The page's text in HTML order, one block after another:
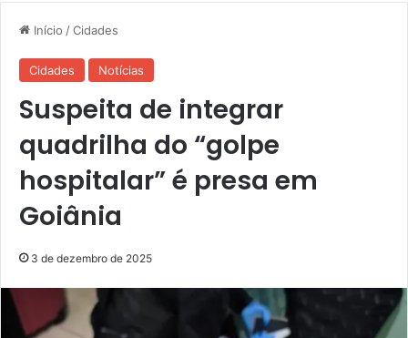
Início /Cidades
Cidades Notícias
Suspeita de integrar
quadrilha do “golpe
hospitalar” é presa em
Goiânia
3 de dezembro de 2025